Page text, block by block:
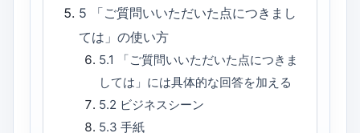
5
「ご質問いいただいた点につきまし
ては」の使い方
5.1
「ご質問いいただいた点につきま
しては」には具体的な回答を加える
5.2 ビジネスシーン
5.3 手紙